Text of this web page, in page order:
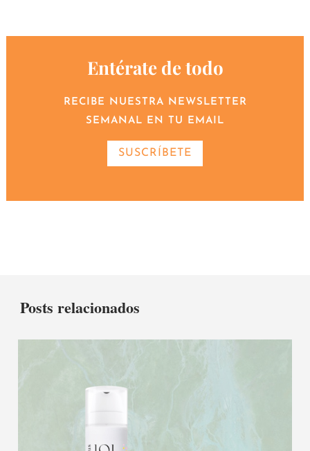
Entérate de todo
RECIBE NUESTRA NEWSLETTER
SEMANAL EN TU EMAIL
SUSCRÍBETE
Posts relacionados